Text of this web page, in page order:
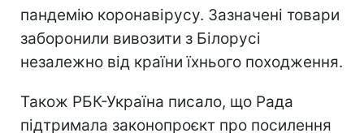
пандемію коронавірусу. Зазначені товари
заборонили вивозити з Білорусі
незалежно від країни їхнього походження.
Також РБК-Україна писало, що Рада
підтримала законопроєкт про посилення